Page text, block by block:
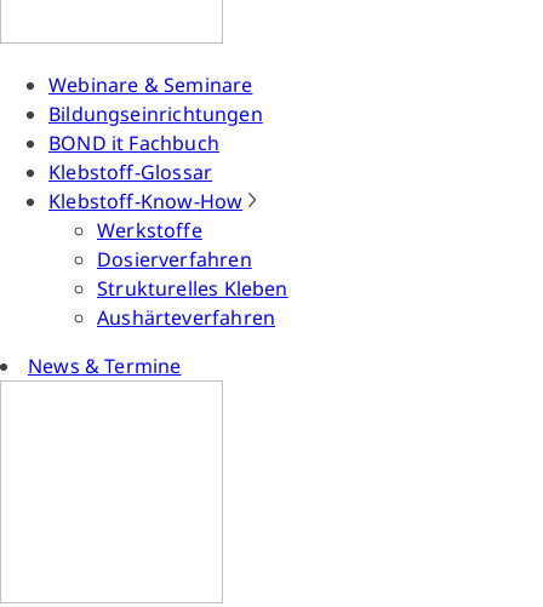
Webinare & Seminare
Bildungseinrichtungen
BOND it Fachbuch
Klebstoff-Glossar
Klebstoff-Know-How
Werkstoffe
Dosierverfahren
Strukturelles Kleben
Aushärteverfahren
News & Termine